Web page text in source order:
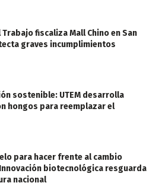
fiscaliza Mall Chino en San
graves incumplimientos
sostenible: UTEM desarrolla
hongos para reemplazar el
para hacer frente al cambio
biotecnológica resguarda
nacional